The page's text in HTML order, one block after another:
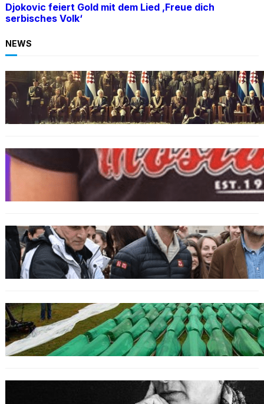
Djokovic feiert Gold mit dem Lied ‚Freue dich
serbisches Volk‘
NEWS
BOSNIEN
Ein Skandal: Čović verteidigt Herceg-Bosna
trotz Kriegsverbrechen
BOSNIEN
„Hasswelle eskaliert“: Mutter eines
bosniakischen Jungen entsetzt nach Angriff
durch kroatische Jugendliche
SPORT
Djokovic feiert Gold mit dem Lied ‚Freue dich
serbisches Volk‘
GENOZID
Izraelischer Botschafter in Serbien leugnet
Völkermord in Srebrenica
Erinnerung an Hatidža Mehmedović: Eine